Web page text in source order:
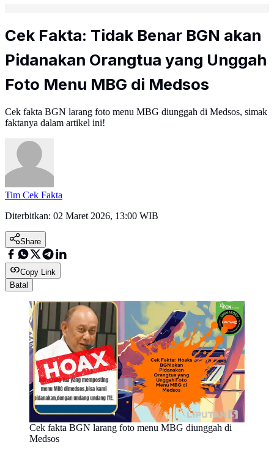
Cek Fakta: Tidak Benar BGN akan
Pidanakan Orangtua yang Unggah
Foto Menu MBG di Medsos
Cek fakta BGN larang foto menu MBG diunggah di Medsos, simak
faktanya dalam artikel ini!
Tim Cek Fakta
Diterbitkan: 02 Maret 2026, 13:00 WIB
Share
Copy Link
Batal
Cek fakta BGN larang foto menu MBG diunggah di
Medsos